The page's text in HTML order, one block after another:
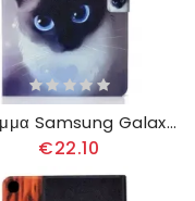
Κάλυμμα Samsung Galaxy Tab S6 Lite Σειρά Cat
€22.10